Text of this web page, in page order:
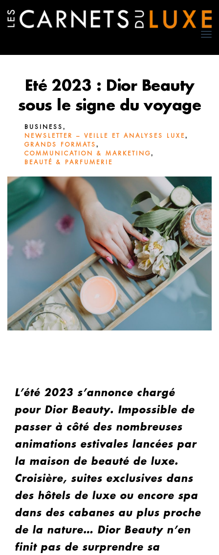
Eté 2023 : Dior Beauty
sous le signe du voyage
BUSINESS ,
NEWSLETTER – VEILLE ET ANALYSES LUXE,
GRANDS FORMATS ,
COMMUNICATION & MARKETING,
BEAUTÉ & PARFUMERIE
L’été 2023 s’annonce chargé
pour Dior Beauty. Impossible de
passer à côté des nombreuses
animations estivales lancées par
la maison de beauté de luxe.
Croisière, suites exclusives dans
des hôtels de luxe ou encore spa
dans des cabanes au plus proche
de la nature… Dior Beauty n’en
finit pas de surprendre sa